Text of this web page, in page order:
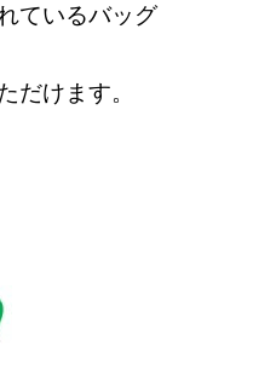
ているバッグ
だけます。